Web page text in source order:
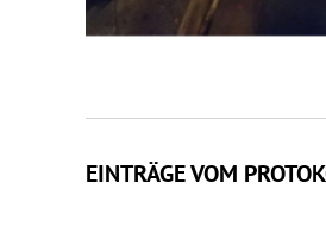
EINTRÄGE VOM